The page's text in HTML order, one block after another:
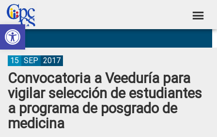
Abrir barra de herramientas
Skip
to
primary
navigation
Skip
to
main
content
Skip
to
primary
sidebar
Skip
to
footer
Consejo
de
Participación
Ciudadana
Control
Social
Construyendo
Poder
Ciudadano
Convocatoria a Veeduría para
vigilar selección de estudiantes
a programa de posgrado de
medicina
15 SEP 2017